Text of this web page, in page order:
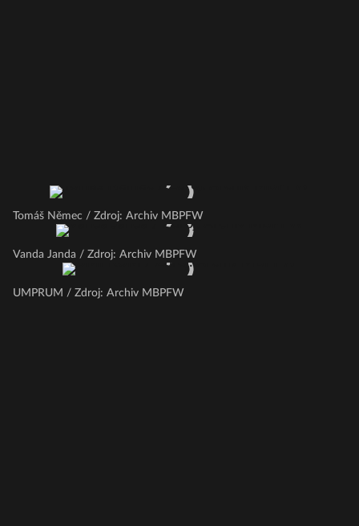
Tomáš Němec / Zdroj: Archiv MBPFW
Vanda Janda / Zdroj: Archiv MBPFW
UMPRUM / Zdroj: Archiv MBPFW